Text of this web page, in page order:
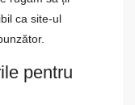
ca site-ul
pentru